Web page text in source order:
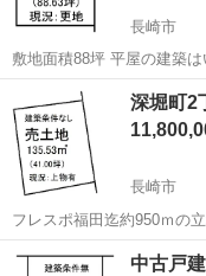
長崎市
敷地面積88坪 平屋の建築
長崎市 土地販
深堀町
長崎市
フレスポ福田迄約950ｍの
す♪長崎 長崎市 土地
中古戸建